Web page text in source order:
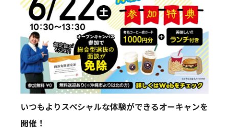
いつもよりスペシャルな体験ができるオーキャンを
開催！